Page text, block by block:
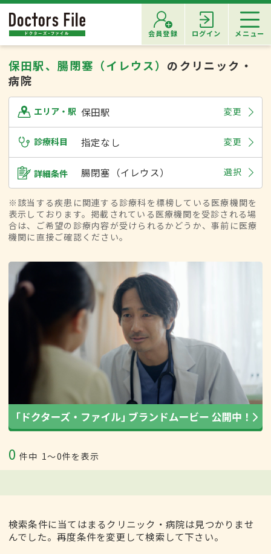
会員登録 ログイン メニュー
保田駅、腸閉塞（イレウス） のクリニック・
病院
エリア・駅 保田駅 変更
診療科目 指定なし 変更
詳細条件 腸閉塞（イレウス） 選択
※該当する疾患に関連する診療科を標榜している医療機関を
表示しております。掲載されている医療機関を受診される場
合は、ご希望の診療内容が受けられるかどうか、事前に医療
機関に直接ご確認ください。
0 件中 1〜0件を表示
検索条件に当てはまるクリニック・病院は見つかりませ
んでした。再度条件を変更して検索して下さい。